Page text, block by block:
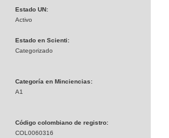
Estado UN:
Activo
Estado en Scienti:
Categorizado
Categoría en Minciencias:
A1
Código colombiano de registro:
COL0060316